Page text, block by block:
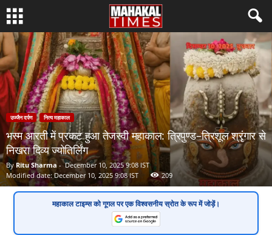
उज्जैन दर्पण नित्य महाकाल
भस्म आरती में प्रकट हुआ तेजस्वी महाकाल: त्रिपुण्ड–त्रिशूल श्रृंगार से
निखरा दिव्य ज्योतिर्लिंग
By Ritu Sharma - December 10, 2025 9:08 IST
Modified date: December 10, 2025 9:08 IST
209
महाकाल टाइम्सको गूगल पर एकविश्वसनीय स्रोतके रूप में जोड़ें।